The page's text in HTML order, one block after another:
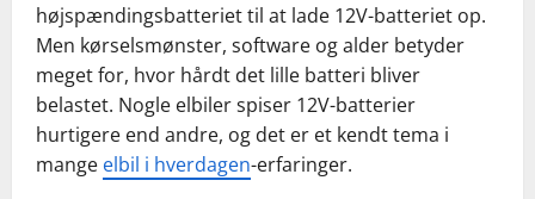
højspændingsbatteriet til at lade 12V-batteriet op.
Men kørselsmønster, software og alder betyder
meget for, hvor hårdt det lille batteri bliver
belastet. Nogle elbiler spiser 12V-batterier
hurtigere end andre, og det er et kendt tema i
mange elbil i hverdagen-erfaringer.